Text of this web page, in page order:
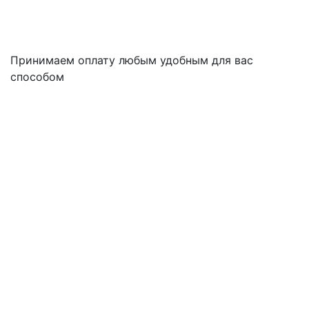
Принимаем оплату любым удобным для вас
способом